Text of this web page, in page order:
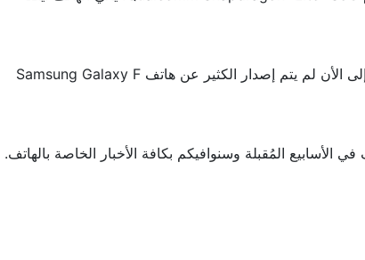
وتقول بعض التسريبات أن من المتوقع أيضاً أن يأتي هاتف Samsung Galaxy F 23 5G بنظام تشغيل أندرويد 12 مع واجهة سامسونج الأحدث، وإلى الأن لم يتم إصدار الكثير عن هاتف Samsung Galaxy F